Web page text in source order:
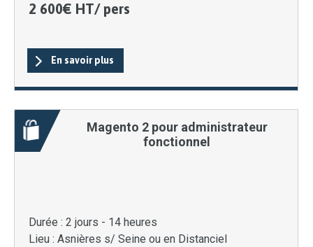
2 600€ HT/ pers
En savoir plus
Magento 2 pour administrateur
fonctionnel
Durée : 2 jours - 14 heures
Lieu : Asnières s/ Seine ou en Distanciel